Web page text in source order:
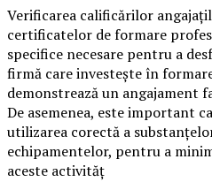
Verificarea calificărilor
certificatelor de formare
specifice necesare pentru a
firmă care investește în
demonstrează un angajament
De asemenea, este important
utilizarea corectă a
echipamentelor, pentru a
aceste activităț